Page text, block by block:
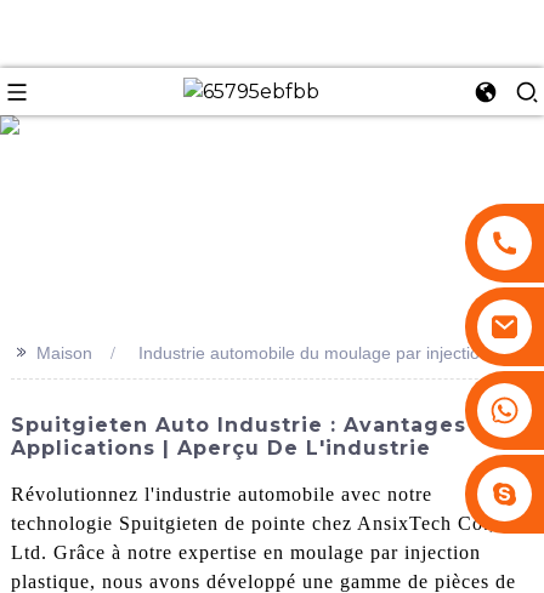
Stephenhuang2010
>> Maison Industrie automobile du moulage par injection
Spuitgieten Auto Industrie : Avantages Et
Applications | Aperçu De L'industrie
Révolutionnez l'industrie automobile avec notre
technologie Spuitgieten de pointe chez AnsixTech Co.,
Ltd. Grâce à notre expertise en moulage par injection
plastique, nous avons développé une gamme de pièces de